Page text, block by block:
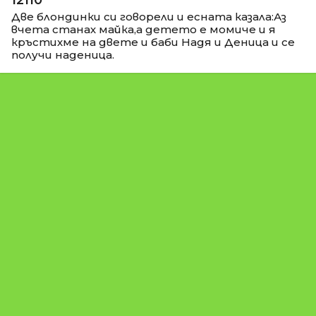
Две блондинки си говорели и есната казала:Аз
вчета станах майка,а детето е момиче и я
кръстихме на двете и баби Надя и Деница и се
получи наденица.